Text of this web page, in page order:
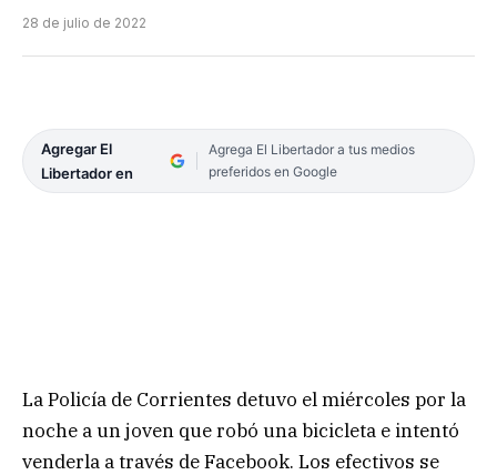
28 de julio de 2022
Agregar El
Libertador en
Agrega El Libertador a tus medios
preferidos en Google
La Policía de Corrientes detuvo el miércoles por la
noche a un joven que robó una bicicleta e intentó
venderla a través de Facebook. Los efectivos se